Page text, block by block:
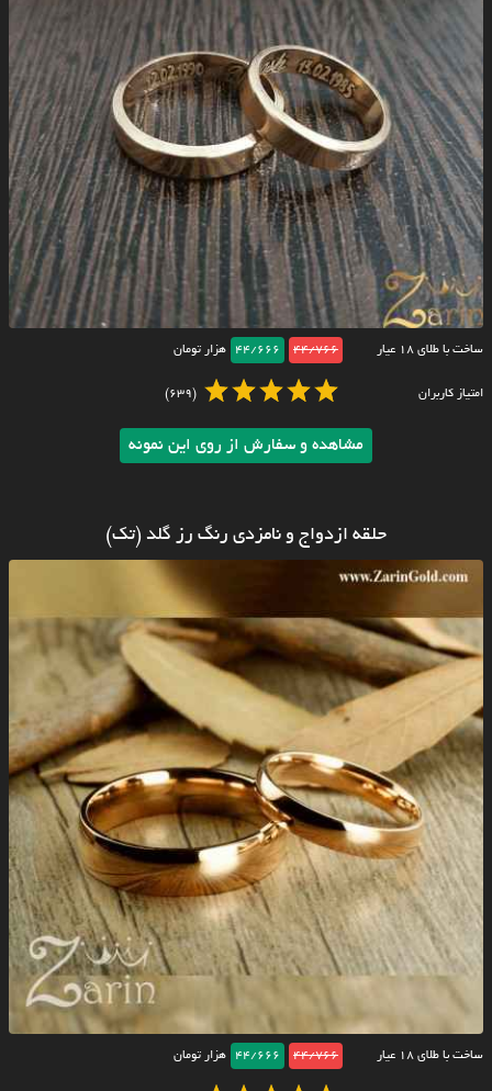
ساخت با طلای ۱۸ عیار 44/766
44/666 هزار تومان
امتیاز کاربران (639)
مشاهده و سفارش از روی این نمونه
حلقه ازدواج و نامزدی رنگ رز گلد (تک)
ساخت با طلای ۱۸ عیار 44/766
44/666 هزار تومان